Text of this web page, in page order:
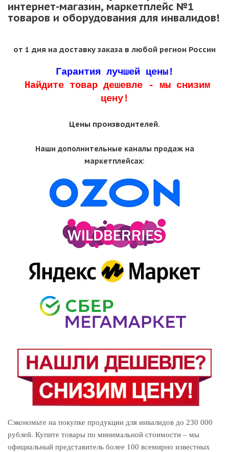
интернет-магазин, маркетплейс №1
товаров и оборудования для инвалидов!
от 1 дня на доставку заказа в любой регион России
Гарантия лучшей цены!
Найдите товар дешевле - мы снизим
цену!
Цены производителей.
Наши дополнительные каналы продаж на
маркетплейсах:
Сэкономьте на покупке продукции для инвалидов до 230 000
рублей. Купите товары по минимальной стоимости – мы
официальный представитель более 100 всемирно известных